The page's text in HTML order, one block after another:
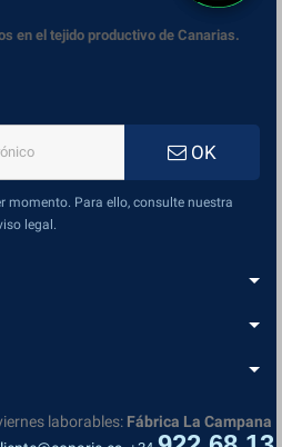
en el tejido productivo de Canarias.
OK
momento. Para ello, consulte nuestra
legal.
laborables: Fábrica La Campana